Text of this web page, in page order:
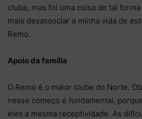
clube, mas foi uma coisa de tal
mais desassociar a minha vida de
Remo.
Apoio da família
O Remo é o maior clube do Norte.
nesse começo é fundamental,
eles a mesma receptividade. As